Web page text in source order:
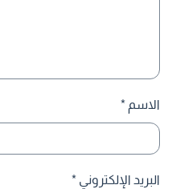
الاسم *
البريد الإلكتروني *